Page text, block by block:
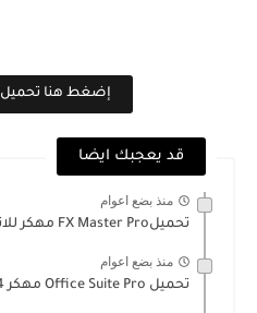
إضغط هنا تحميل OPixels مهكر
قد يعجبك ايضا
منذ بضع اعوام
تحميلFX Master Pro مهكر للاندرويد اخر اصدار
منذ بضع اعوام
تحميل Office Suite Pro مهكر 2024 للاندرويد اخر صدار